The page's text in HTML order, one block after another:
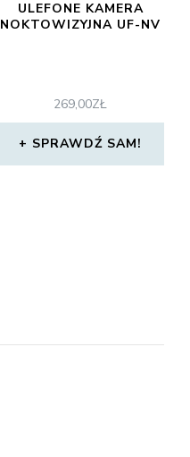
ULEFONE KAMERA
NOKTOWIZYJNA UF-NV
269,00ZŁ
SPRAWDŹ SAM!